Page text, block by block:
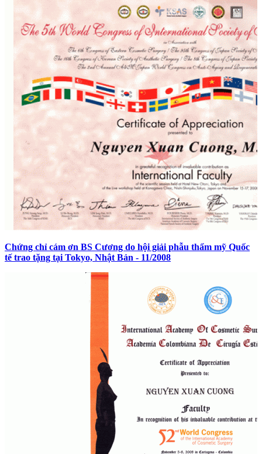
Chứng chỉ cám ơn BS Cương do hội giải phẫu thẩm mỹ Quốc
tế trao tặng tại Tokyo, Nhật Bản - 11/2008